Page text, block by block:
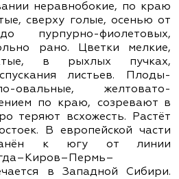
неравнобокие, по краю
сверху голые, осенью от
пурпурно-фиолетовых,
рано. Цветки мелкие,
в рыхлых пучках,
листьев. Плоды-
овальные, желтовато-
по краю, созревают в
теряют всхожесть. Растёт
В европейской части
к югу от линии
в Западной Сибири.